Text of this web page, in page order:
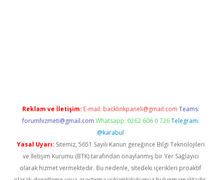
Reklam ve İletişim: E-mail: backlinkpaneli@gmail.com Teams:
forumhizmeti@gmail.com Whatsapp: 0262 606 0 726 Telegram:
@karabul
Yasal Uyarı: Sitemiz, 5651 Sayılı Kanun gereğince Bilgi Teknolojileri
ve İletişim Kurumu (BTK) tarafından onaylanmış bir Yer Sağlayıcı
olarak hizmet vermektedir. Bu nedenle, sitedeki içerikleri proaktif